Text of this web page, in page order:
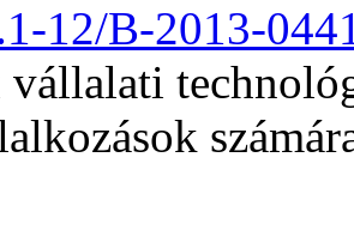
12/B-2013-